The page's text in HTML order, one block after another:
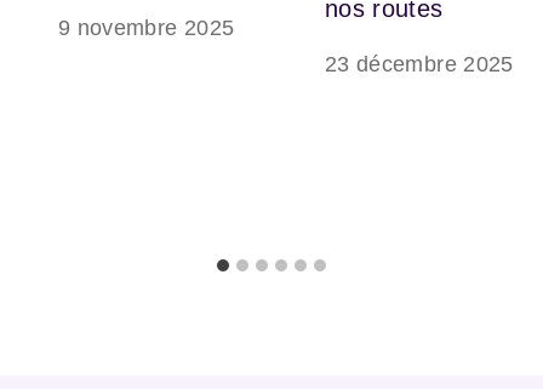
9 novembre 2025
nos routes
23 décembre 2025